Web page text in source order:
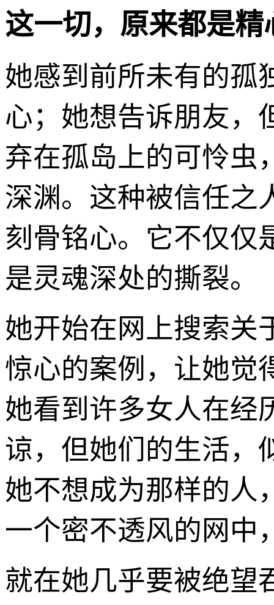
这一切，原来都是
她感到前所未有的孤
心；她想告诉朋友，
弃在孤岛上的可怜虫
深渊。这种被信任之
刻骨铭心。它不仅仅
是灵魂深处的撕裂。
她开始在网上搜索关
惊心的案例，让她觉
她看到许多女人在经
谅，但她们的生活，
她不想成为那样的人
一个密不透风的网中
就在她几乎要被绝望